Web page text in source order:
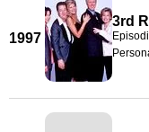
1997
3rd